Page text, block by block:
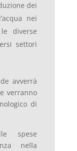
dei
nei
diverse
settori
avverrà
verranno
di
spese
nella